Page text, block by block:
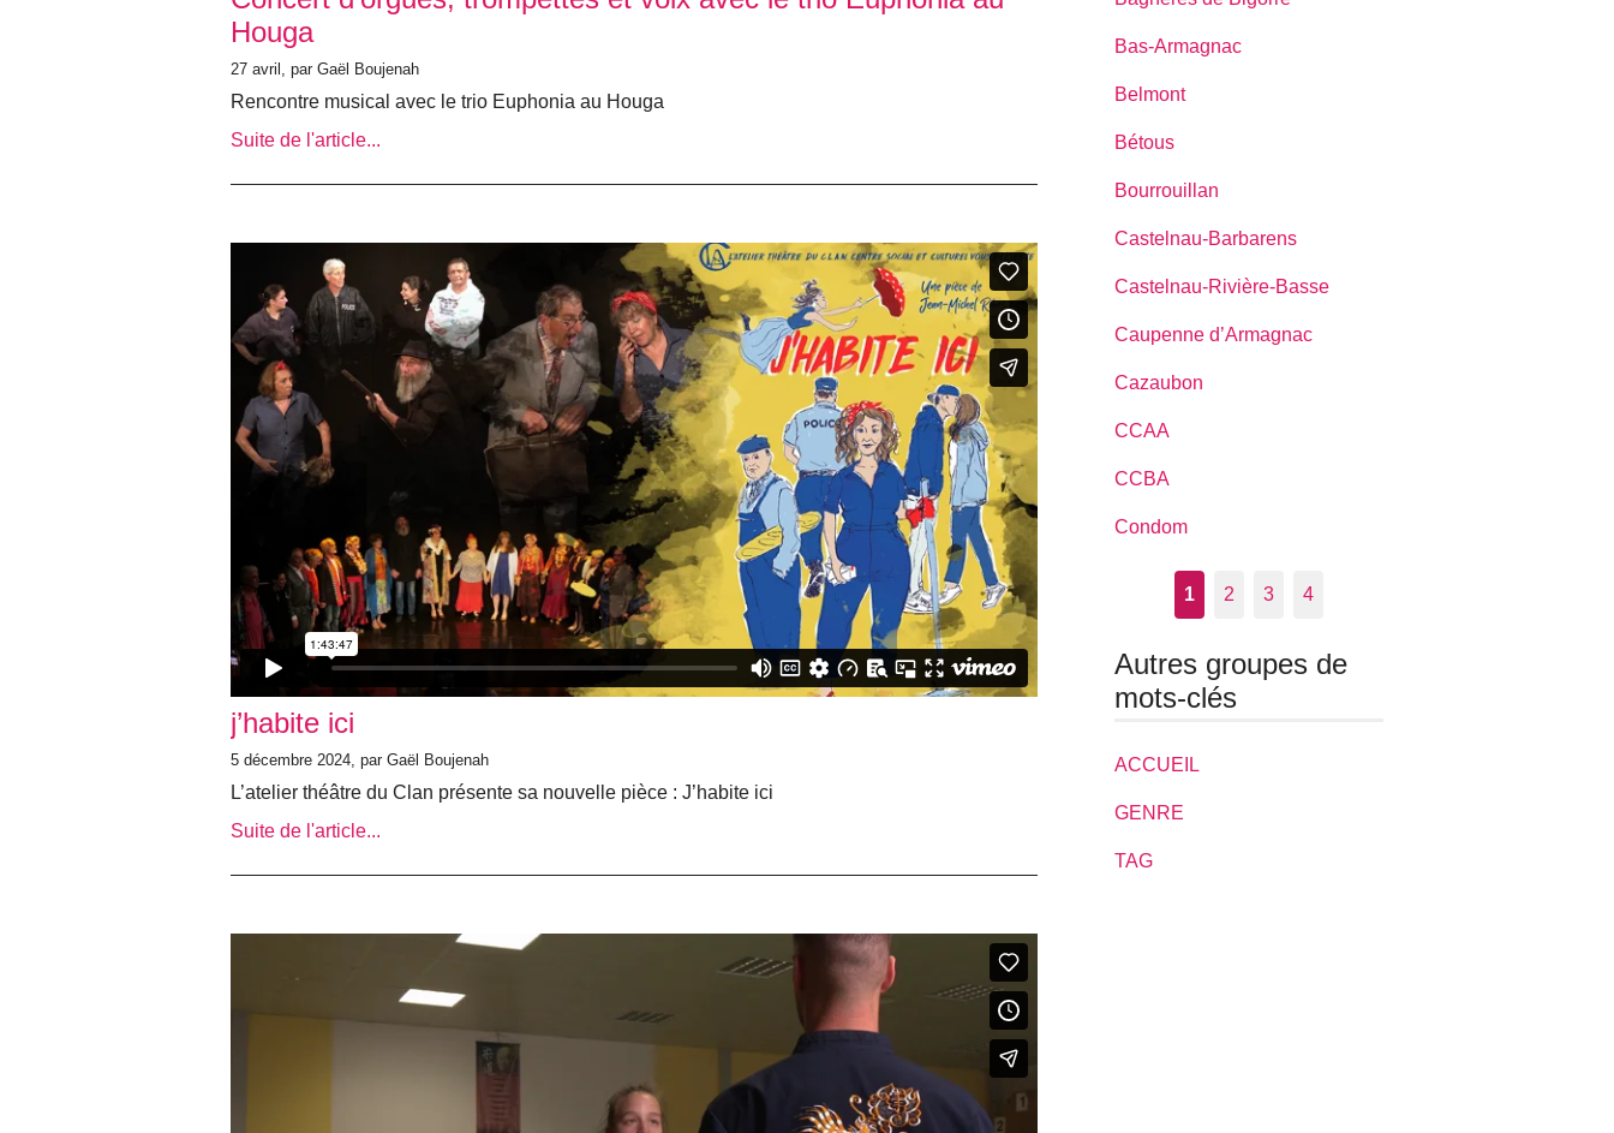
Houga
27 avril, par Gaël Boujenah
Rencontre musical avec le trio Euphonia au Houga
Suite de l'article...
j’habite ici
5 décembre 2024, par Gaël Boujenah
L’atelier théâtre du Clan présente sa nouvelle pièce : J’habite ici
Suite de l'article...
Bas-Armagnac
Belmont
Bétous
Bourrouillan
Castelnau-Barbarens
Castelnau-Rivière-Basse
Caupenne d’Armagnac
Cazaubon
CCAA
CCBA
Condom
1 2 3 4
Autres groupes de
mots-clés
ACCUEIL
GENRE
TAG